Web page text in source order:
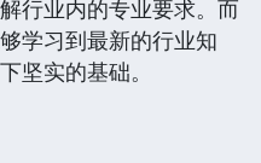
行业内的专业要求。而
学习到最新的行业知
坚实的基础。